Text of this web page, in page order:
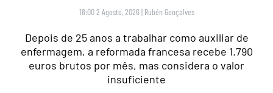
18:00 2 Agosto, 2026 | Rubén Gonçalves
Depois de 25 anos a trabalhar como auxiliar de
enfermagem, a reformada francesa recebe 1.790
euros brutos por mês, mas considera o valor
insuficiente